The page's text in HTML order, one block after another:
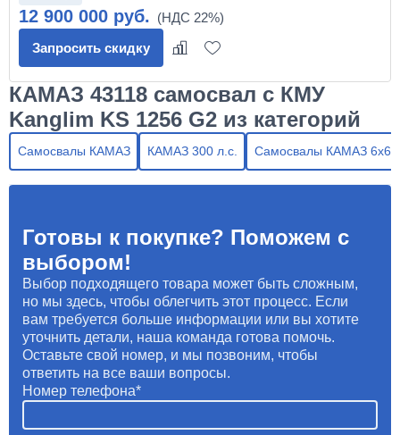
12 900 000 руб.
Запросить скидку
КАМАЗ 43118 самосвал с КМУ
Kanglim KS 1256 G2 из категорий
Самосвалы КАМАЗ КАМАЗ 300 л.с. Самосвалы КАМАЗ 6х6
Готовы к покупке? Поможем с
выбором!
Выбор подходящего товара может быть сложным,
но мы здесь, чтобы облегчить этот процесс. Если
вам требуется больше информации или вы хотите
уточнить детали, наша команда готова помочь.
Оставьте свой номер, и мы позвоним, чтобы
ответить на все ваши вопросы.
Номер телефона